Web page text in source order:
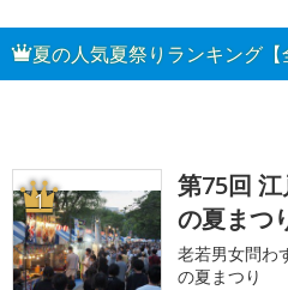
夏の人気夏祭りランキング【
1
第75回
の夏まつ
老若男女問わ
の夏まつり